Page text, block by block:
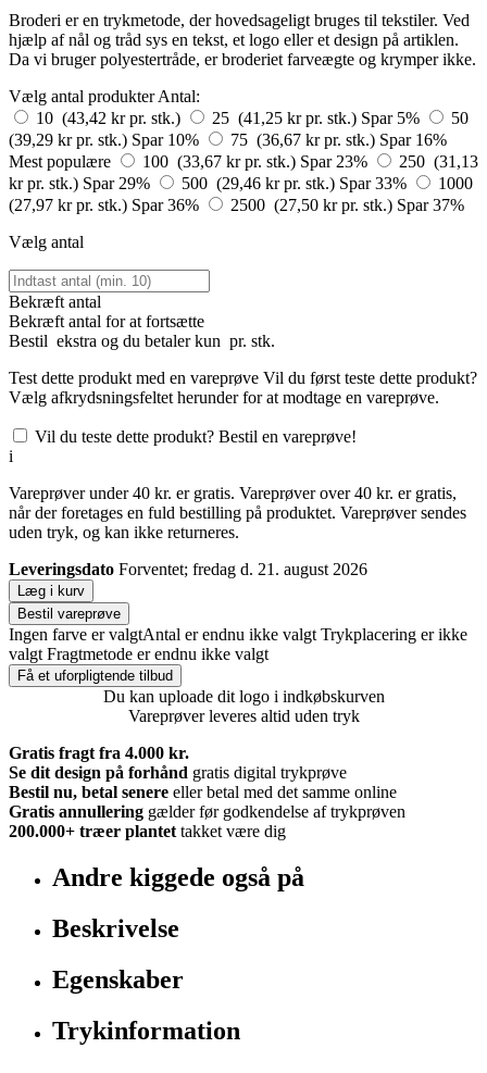
Broderi er en trykmetode, der hovedsageligt bruges til tekstiler. Ved
hjælp af nål og tråd sys en tekst, et logo eller et design på artiklen.
Da vi bruger polyestertråde, er broderiet farveægte og krymper ikke.
Vælg antal produkter Antal:
10 (43,42 kr pr. stk.)
25 (41,25 kr pr. stk.) Spar 5%
50
(39,29 kr pr. stk.) Spar 10% 75 (36,67 kr pr. stk.) Spar 16%
Mest populære
100 (33,67 kr pr. stk.) Spar 23%
250 (31,13
kr pr. stk.) Spar 29% 500 (29,46 kr pr. stk.) Spar 33%
1000
(27,97 kr pr. stk.) Spar 36% 2500 (27,50 kr pr. stk.) Spar 37%
Vælg antal
Bekræft antal
Bekræft antal for at fortsætte
Bestil ekstra og du betaler kun pr. stk.
Test dette produkt med en vareprøve Vil du først teste dette produkt?
Vælg afkrydsningsfeltet herunder for at modtage en vareprøve.
Vil du teste dette produkt? Bestil en vareprøve!
i
Vareprøver under 40 kr. er gratis. Vareprøver over 40 kr. er gratis,
når der foretages en fuld bestilling på produktet. Vareprøver sendes
uden tryk, og kan ikke returneres.
Leveringsdato Forventet; fredag d. 21. august 2026
Læg i kurv
Bestil vareprøve
Ingen farve er valgtAntal er endnu ikke valgt Trykplacering er ikke
valgt Fragtmetode er endnu ikke valgt
Få et uforpligtende tilbud
Du kan uploade dit logo i indkøbskurven
Vareprøver leveres altid uden tryk
Gratis fragt fra 4.000 kr.
Se dit design på forhånd gratis digital trykprøve
Bestil nu, betal senere eller betal med det samme online
Gratis annullering gælder før godkendelse af trykprøven
200.000+ træer plantet takket være dig
Andre kiggede også på
Beskrivelse
Egenskaber
Trykinformation